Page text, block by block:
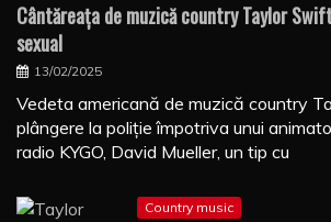
Cântăreaţa de muzică country Taylor
sexual
13/02/2025
Vedeta americană de muzică country
plângere la poliţie împotriva unui
radio KYGO, David Mueller, un tip cu
Country music